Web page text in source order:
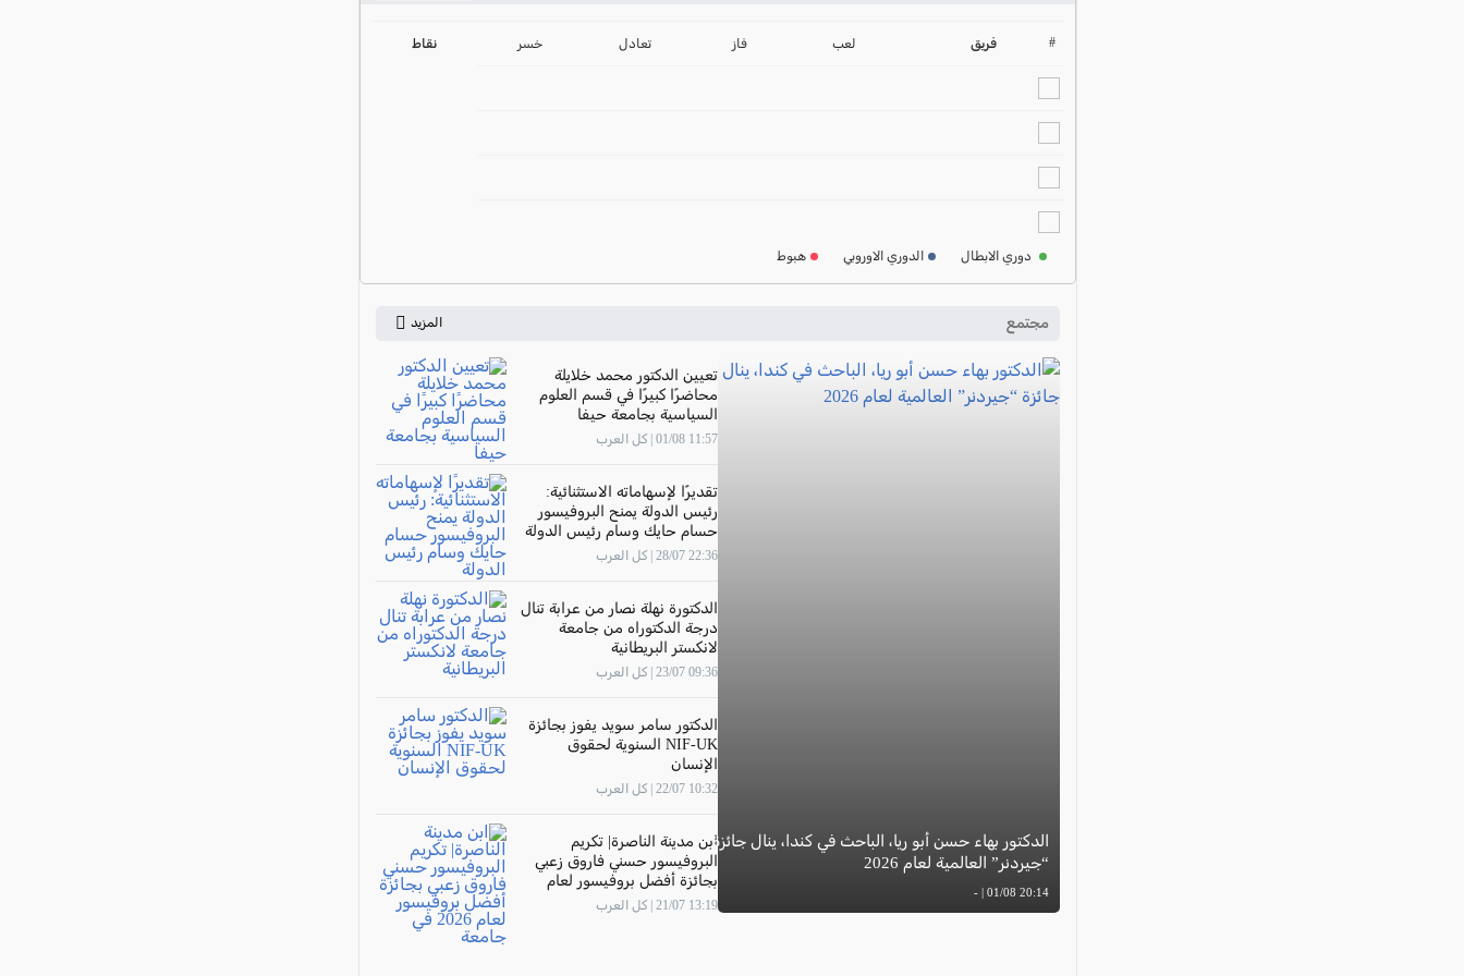
2024-2025
ترتيب الدوري الايطالي
# فريق لعب فاز تعادل خسر نقاط
دوري الابطال الدوري الاوروبي هبوط
مجتمع المزيد
الدكتور بهاء حسن أبو ريا، الباحث في كندا، ينال جائزة
“جيردنر” العالمية لعام 2026
20:14 01/08 | -
تعيين الدكتور محمد خلايلة
محاضرًا كبيرًا في قسم العلوم
السياسية بجامعة حيفا
11:57 01/08 | كل العرب
تقديرًا لإسهاماته الاستثنائية:
رئيس الدولة يمنح البروفيسور
حسام حايك وسام رئيس الدولة
22:36 28/07 | كل العرب
الدكتورة نهلة نصار من عرابة تنال
درجة الدكتوراه من جامعة
لانكستر البريطانية
09:36 23/07 | كل العرب
الدكتور سامر سويد يفوز بجائزة
NIF-UK السنوية لحقوق
الإنسان
10:32 22/07 | كل العرب
ابن مدينة الناصرة| تكريم
البروفيسور حسني فاروق زعبي
بجائزة أفضل بروفيسور لعام
2026 في جامعة "The New
13:19 21/07 | كل العرب